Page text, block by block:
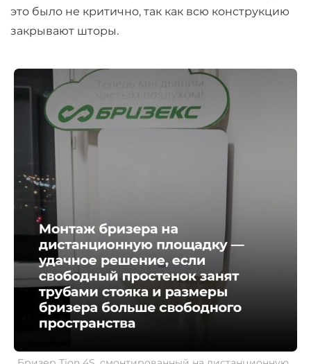
это было не критично, так как всю конструкцию
закрывают шторы.